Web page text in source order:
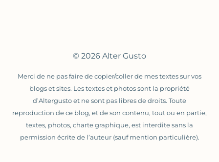
© 2026 Alter Gusto
Merci de ne pas faire de copier/coller de mes textes sur vos
blogs et sites. Les textes et photos sont la propriété
d’Altergusto et ne sont pas libres de droits. Toute
reproduction de ce blog, et de son contenu, tout ou en partie,
textes, photos, charte graphique, est interdite sans la
permission écrite de l’auteur (sauf mention particulière).